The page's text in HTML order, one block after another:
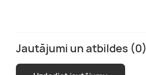
Jautājumi un atbildes (0)